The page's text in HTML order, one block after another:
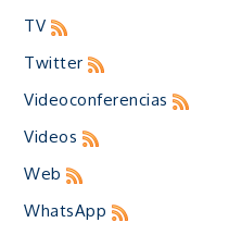
TV
Twitter
Videoconferencias
Videos
Web
WhatsApp